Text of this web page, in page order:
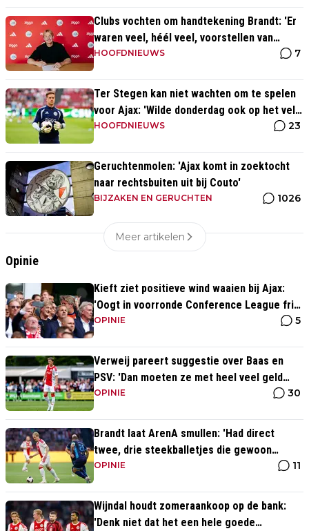
Clubs vochten om handtekening Brandt: 'Er
waren veel, héél veel, voorstellen van
overal ter wereld'
HOOFDNIEUWS 7
Ter Stegen kan niet wachten om te spelen
voor Ajax: 'Wilde donderdag ook op het veld
staan'
HOOFDNIEUWS 23
Geruchtenmolen: 'Ajax komt in zoektocht
naar rechtsbuiten uit bij Couto'
BIJZAKEN EN GERUCHTEN 1026
Meer artikelen
Opinie
Kieft ziet positieve wind waaien bij Ajax:
'Oogt in voorronde Conference League fris
en energiek'
OPINIE 5
Verweij pareert suggestie over Baas en
PSV: 'Dan moeten ze met heel veel geld
over de brug komen'
OPINIE 30
Brandt laat ArenA smullen: 'Had direct
twee, drie steekballetjes die gewoon
perfect waren'
OPINIE 11
Wijndal houdt zomeraankoop op de bank:
'Denk niet dat het een hele goede